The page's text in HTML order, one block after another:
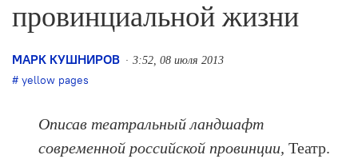
провинциальной жизни
МАРК КУШНИРОВ 3:52, 08 июля 2013
yellow pages
Описав театральный ландшафт
современной российской провинции,Театр.